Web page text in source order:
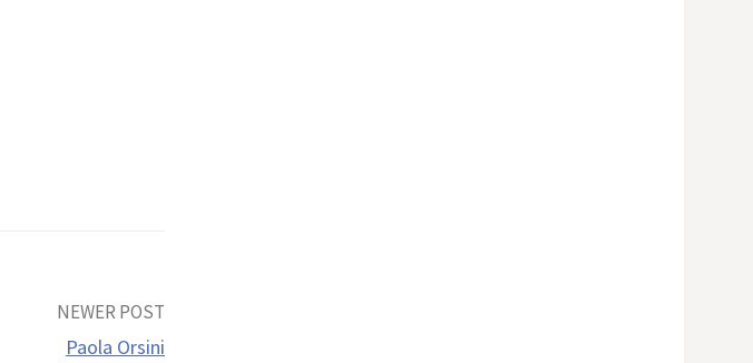
NEWER POST
Paola Orsini